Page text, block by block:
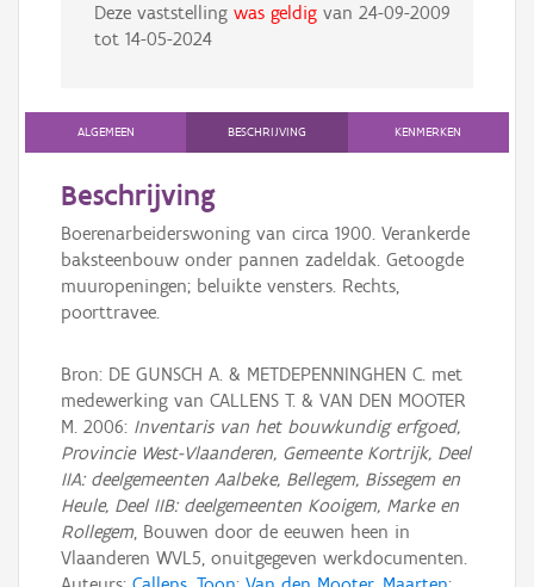
Deze vaststelling was geldigvan 24-09-2009
tot 14-05-2024
ALGEMEEN BESCHRIJVING KENMERKEN
Beschrijving
Boerenarbeiderswoning van circa 1900. Verankerde
baksteenbouw onder pannen zadeldak. Getoogde
muuropeningen; beluikte vensters. Rechts,
poorttravee.
Bron: DE GUNSCH A. & METDEPENNINGHEN C. met
medewerking van CALLENS T. & VAN DEN MOOTER
M. 2006: Inventaris van het bouwkundig erfgoed,
Provincie West-Vlaanderen, Gemeente Kortrijk, Deel
IIA: deelgemeenten Aalbeke, Bellegem, Bissegem en
Heule, Deel IIB: deelgemeenten Kooigem, Marke en
Rollegem, Bouwen door de eeuwen heen in
Vlaanderen WVL5, onuitgegeven werkdocumenten.